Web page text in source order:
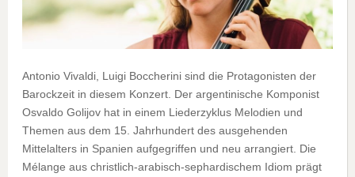
Antonio Vivaldi, Luigi Boccherini sind die Protagonisten der
Barockzeit in diesem Konzert. Der argentinische Komponist
Osvaldo Golijov hat in einem Liederzyklus Melodien und
Themen aus dem 15. Jahrhundert des ausgehenden
Mittelalters in Spanien aufgegriffen und neu arrangiert. Die
Mélange aus christlich-arabisch-sephardischem Idiom prägt